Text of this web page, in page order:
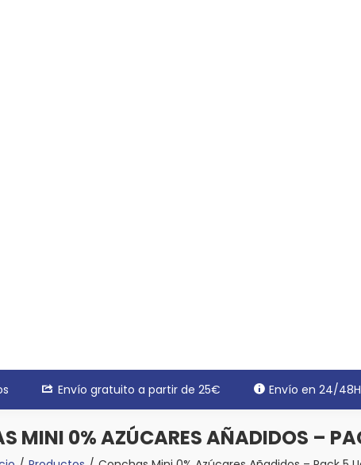
Envío gratuito a partir de 25€ Envío en 24/48H
MINI 0% AZÚCARES AÑADIDOS –